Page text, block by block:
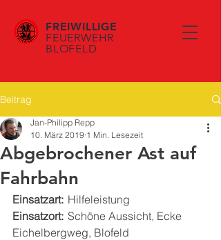
FREIWILLIGE
FEUERWEHR
BLOFELD
Beitrag
Abgebrochener Ast auf
Fahrbahn
Jan-Philipp Repp
10. März 2019 1 Min. Lesezeit
Einsatzart:
	Hilfeleistung
Einsatzort:
Eichelbergweg, Blofeld